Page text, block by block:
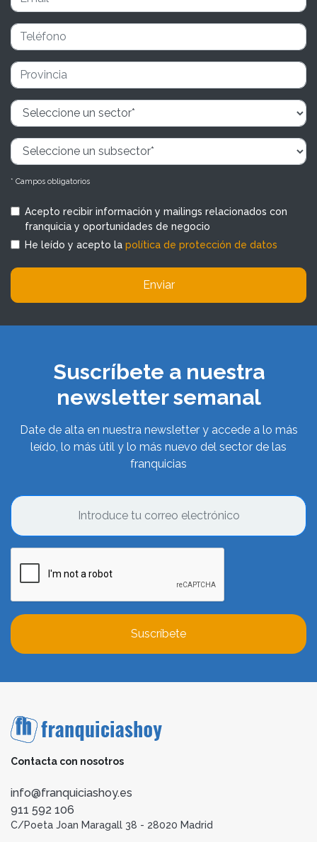
* Campos obligatorios
Acepto recibir información y mailings relacionados con
franquicia y oportunidades de negocio
He leído y acepto la política de protección de datos
Enviar
Suscríbete a nuestra
newsletter semanal
Date de alta en nuestra newsletter y accede a lo más
leído, lo más útil y lo más nuevo del sector de las
franquicias
Suscríbete
Contacta con nosotros
info@franquiciashoy.es
911 592 106
C/Poeta Joan Maragall 38 - 28020 Madrid